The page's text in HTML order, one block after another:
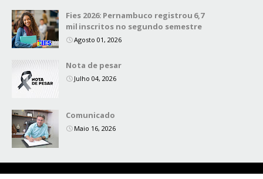
Fies 2026: Pernambuco registrou 6,7
mil inscritos no segundo semestre
Agosto 01, 2026
Nota de pesar
Julho 04, 2026
Comunicado
Maio 16, 2026